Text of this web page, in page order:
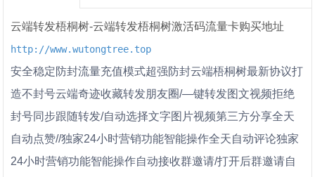
云端转发梧桐树-云端转发梧桐树激活码流量卡购买地址
http://www.wutongtree.top
安全稳定防封流量充值模式超强防封云端梧桐树最新协议打
造不封号云端奇迹收藏转发朋友圈/―键转发图文视频拒绝
封号同步跟随转发/自动选择文字图片视频第三方分享全天
自动点赞//独家24小时营销功能智能操作全天自动评论独家
24小时营销功能智能操作自动接收群邀请/打开后群邀请自